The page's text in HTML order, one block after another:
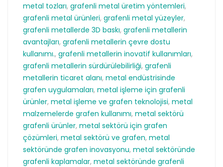
metal tozları, grafenli metal üretim yöntemleri,
grafenli metal ürünleri, grafenli metal yüzeyler,
grafenli metallerde 3D baskı, grafenli metallerin
avantajları, grafenli metallerin çevre dostu
kullanımı., grafenli metallerin inovatif kullanımları,
grafenli metallerin sürdürülebilirliği, grafenli
metallerin ticaret alanı, metal endüstrisinde
grafen uygulamaları, metal işleme için grafenli
ürünler, metal işleme ve grafen teknolojisi, metal
malzemelerde grafen kullanımı, metal sektörü
grafenli ürünler, metal sektörü için grafen
çözümleri, metal sektörü ve grafen, metal
sektöründe grafen inovasyonu, metal sektöründe
grafenli kaplamalar, metal sektöründe grafenli